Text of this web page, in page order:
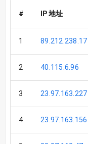
# IP 地址
1 89.212.238.17
2 40.115.6.96
3 23.97.163.227
4 23.97.163.156